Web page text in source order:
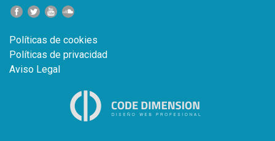
Políticas de cookies
Políticas de privacidad
Aviso Legal